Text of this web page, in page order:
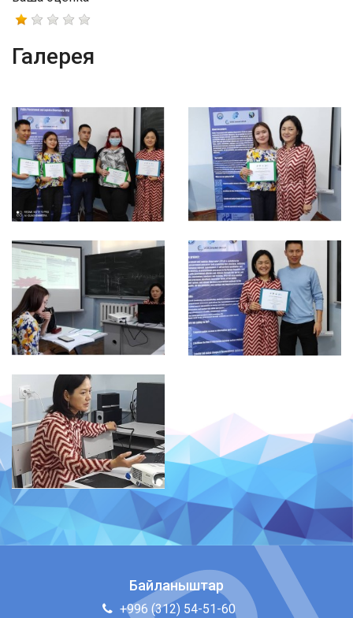
Галерея
Байланыштар
+996 (312) 54-51-60